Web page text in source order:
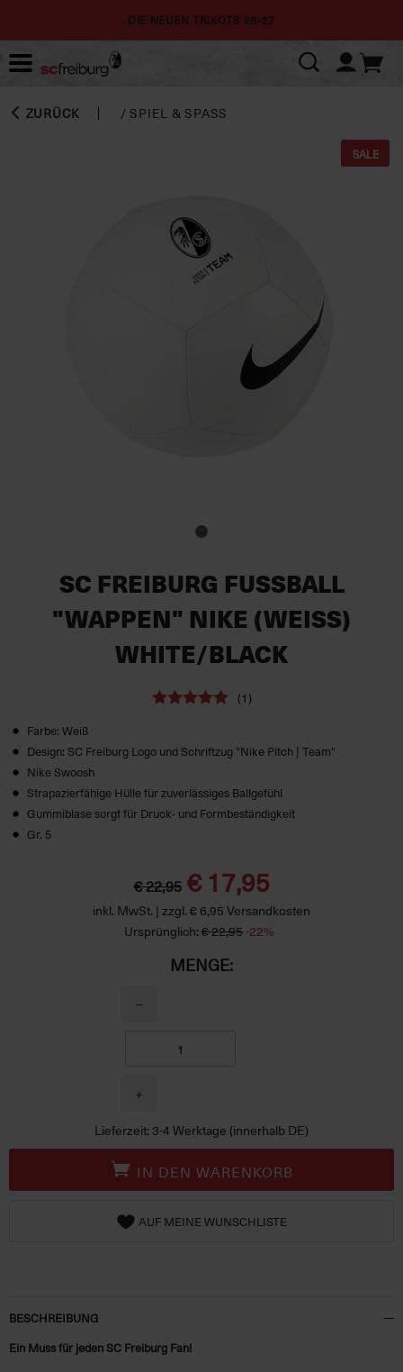
DIE NEUEN TRIKOTS 26-27
ZURÜCK / SPIEL & SPASS
SALE
SC FREIBURG FUSSBALL "
WAPPEN" NIKE (WEISS)
WHITE/BLACK
(1)
Farbe: Weiß
Design: SC Freiburg Logo und Schriftzug "Nike Pitch | Team"
Nike Swoosh
Strapazierfähige Hülle für zuverlässiges Ballgefühl
Gummiblase sorgt für Druck- und Formbeständigkeit
Gr. 5
€ 22,95 € 17,95
inkl. MwSt. | zzgl. € 6,95 Versandkosten
Ursprünglich: € 22,95-22%
MENGE:
−
+
Lieferzeit: 3-4 Werktage (innerhalb DE)
IN DEN WARENKORB
AUF MEINE WUNSCHLISTE
BESCHREIBUNG
Ein Muss für jeden SC Freiburg Fan!